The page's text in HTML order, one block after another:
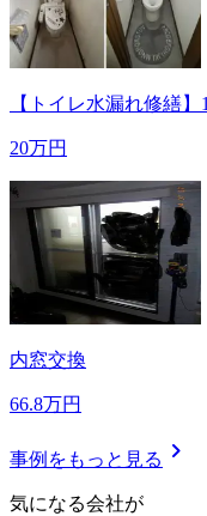
【トイレ水漏れ修繕
20万円
内窓交換
66.8万円
事例をもっと見る chevron_right
気になる会社が